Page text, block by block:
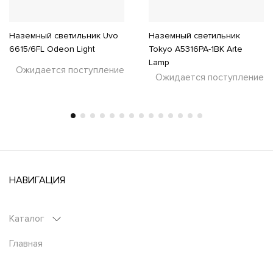
Наземный светильник Uvo
6615/6FL Odeon Light
Ожидается поступление
Наземный светильник
Tokyo A5316PA-1BK Arte
Lamp
Ожидается поступление
НАВИГАЦИЯ
Каталог
Главная